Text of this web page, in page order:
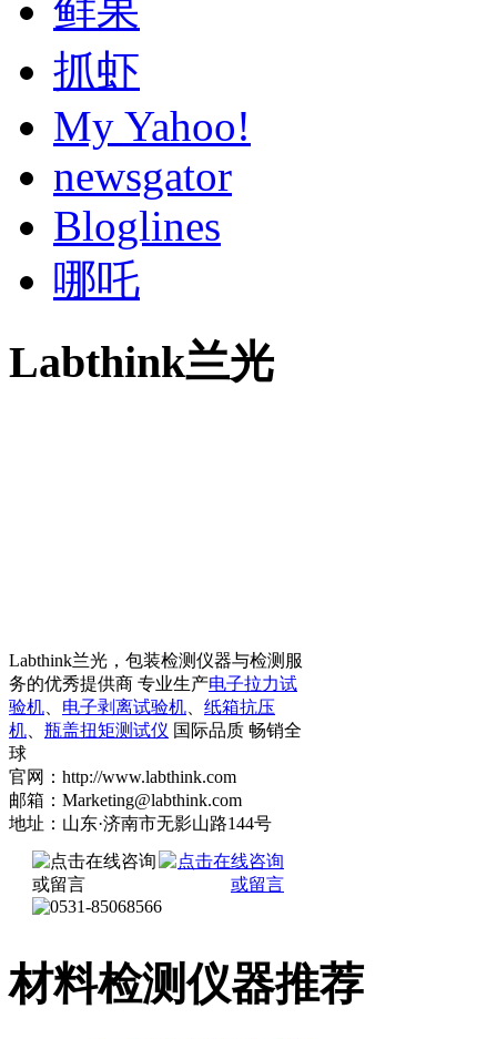
鲜果
抓虾
My Yahoo!
newsgator
Bloglines
哪吒
Labthink兰光
Labthink兰光，包装检测仪器与检测服
务的优秀提供商 专业生产电子拉力试
验机
电子剥离试验机
纸箱抗压
机
瓶盖扭矩测试仪 国际品质 畅销全
球
官网：http://www.labthink.com
邮箱：Marketing@labthink.com
地址：山东·济南市无影山路144号
材料检测仪器推荐